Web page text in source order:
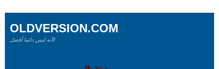
OLDVERSION.COM
لأنه ليس دائما أفضل!